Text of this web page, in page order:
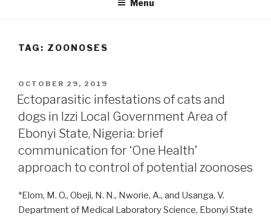
Menu
TAG: ZOONOSES
POSTED
ON
OCTOBER 29, 2019
Ectoparasitic infestations of cats and
dogs in Izzi Local Government Area of
Ebonyi State, Nigeria: brief
communication for ‘One Health’
approach to control of potential zoonoses
*Elom, M. O., Obeji, N. N., Nworie, A., and Usanga, V.
Department of Medical Laboratory Science, Ebonyi State